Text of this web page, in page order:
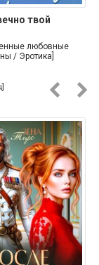
твой
любовные
/ Эротика]